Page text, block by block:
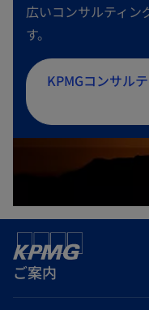
広いコンサルティン
す。
KPMGコンサル
ご案内